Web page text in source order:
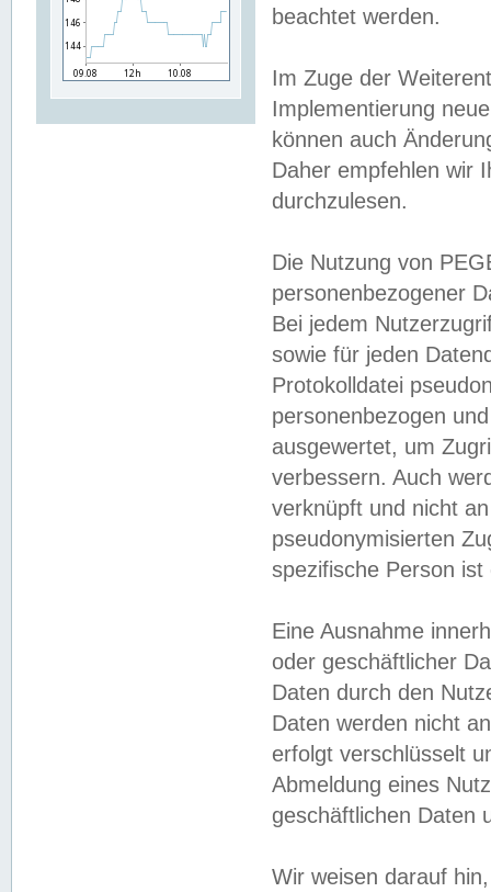
beachtet werden.
Im Zuge der
Implementierung
können auch
Daher empfehlen wir
durchzulesen.
Die Nutzung von
personenbezogener
Bei jedem
sowie für jeden
Protokolldatei
personenbezogen
ausgewertet, um
verbessern. Auch
verknüpft und nicht
pseudonymisierten
spezifische Person
Eine Ausnahme
oder geschäftlicher
Daten durch den
Daten werden nicht
erfolgt verschlüsselt
Abmeldung eines
geschäftlichen Daten
Wir weisen darauf